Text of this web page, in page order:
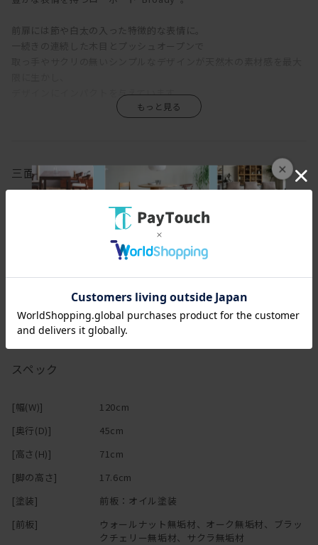
×
前扉には節や白太の入った特徴的な表情に。
デザインにインパクトを与えています。
サイズオーダーも承りますので、ご希望の場合はお気軽にご相談下
三面図
スペック
[幅(W)]
120cm
[奥行(D)]
45cm
[高さ(H)]
71cm
[脚の高さ]
17.6cm
[塗装]
前板：オイル塗装
[前板]
ウォールナット無垢材、オーク無垢材、ブラッ
クチェリー無垢材、サクラ無垢材